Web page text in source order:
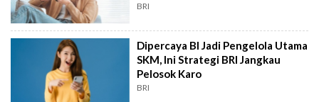
BRI
Dipercaya BI Jadi Pengelola Utama
SKM, Ini Strategi BRI Jangkau
Pelosok Karo
BRI